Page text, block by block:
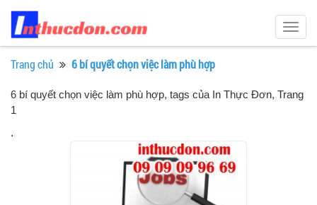
Trang chủ 6 bí quyết chọn việc làm phù hợp
6 bí quyết chọn việc làm phù hợp, tags của In Thực Đơn, Trang
1
.